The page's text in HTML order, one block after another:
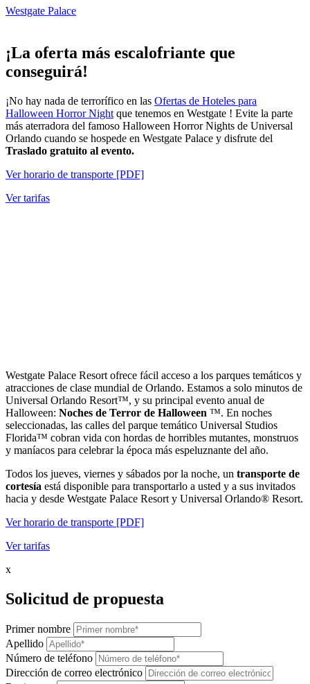
Westgate Palace
¡La oferta más escalofriante que
conseguirá!
¡No hay nada de terrorífico en las Ofertas de Hoteles para
Halloween Horror Night que tenemos en Westgate ! Evite la parte
más aterradora del famoso Halloween Horror Nights de Universal
Orlando cuando se hospede en Westgate Palace y disfrute del
Traslado gratuito al evento.
Ver horario de transporte [PDF]
Ver tarifas
Westgate Palace Resort ofrece fácil acceso a los parques temáticos y
atracciones de clase mundial de Orlando. Estamos a solo minutos de
Universal Orlando Resort™, y su principal evento anual de
Halloween: Noches de Terror de Halloween ™. En noches
seleccionadas, las calles del parque temático Universal Studios
Florida™ cobran vida con hordas de horribles mutantes, monstruos
y maníacos para celebrar la época más espeluznante del año.
Todos los jueves, viernes y sábados por la noche, un transporte de
cortesía está disponible para transportarlo a usted y a sus invitados
hacia y desde Westgate Palace Resort y Universal Orlando® Resort.
Ver horario de transporte [PDF]
Ver tarifas
x
Solicitud de propuesta
Primer nombre
Apellido
Número de teléfono
Dirección de correo electrónico